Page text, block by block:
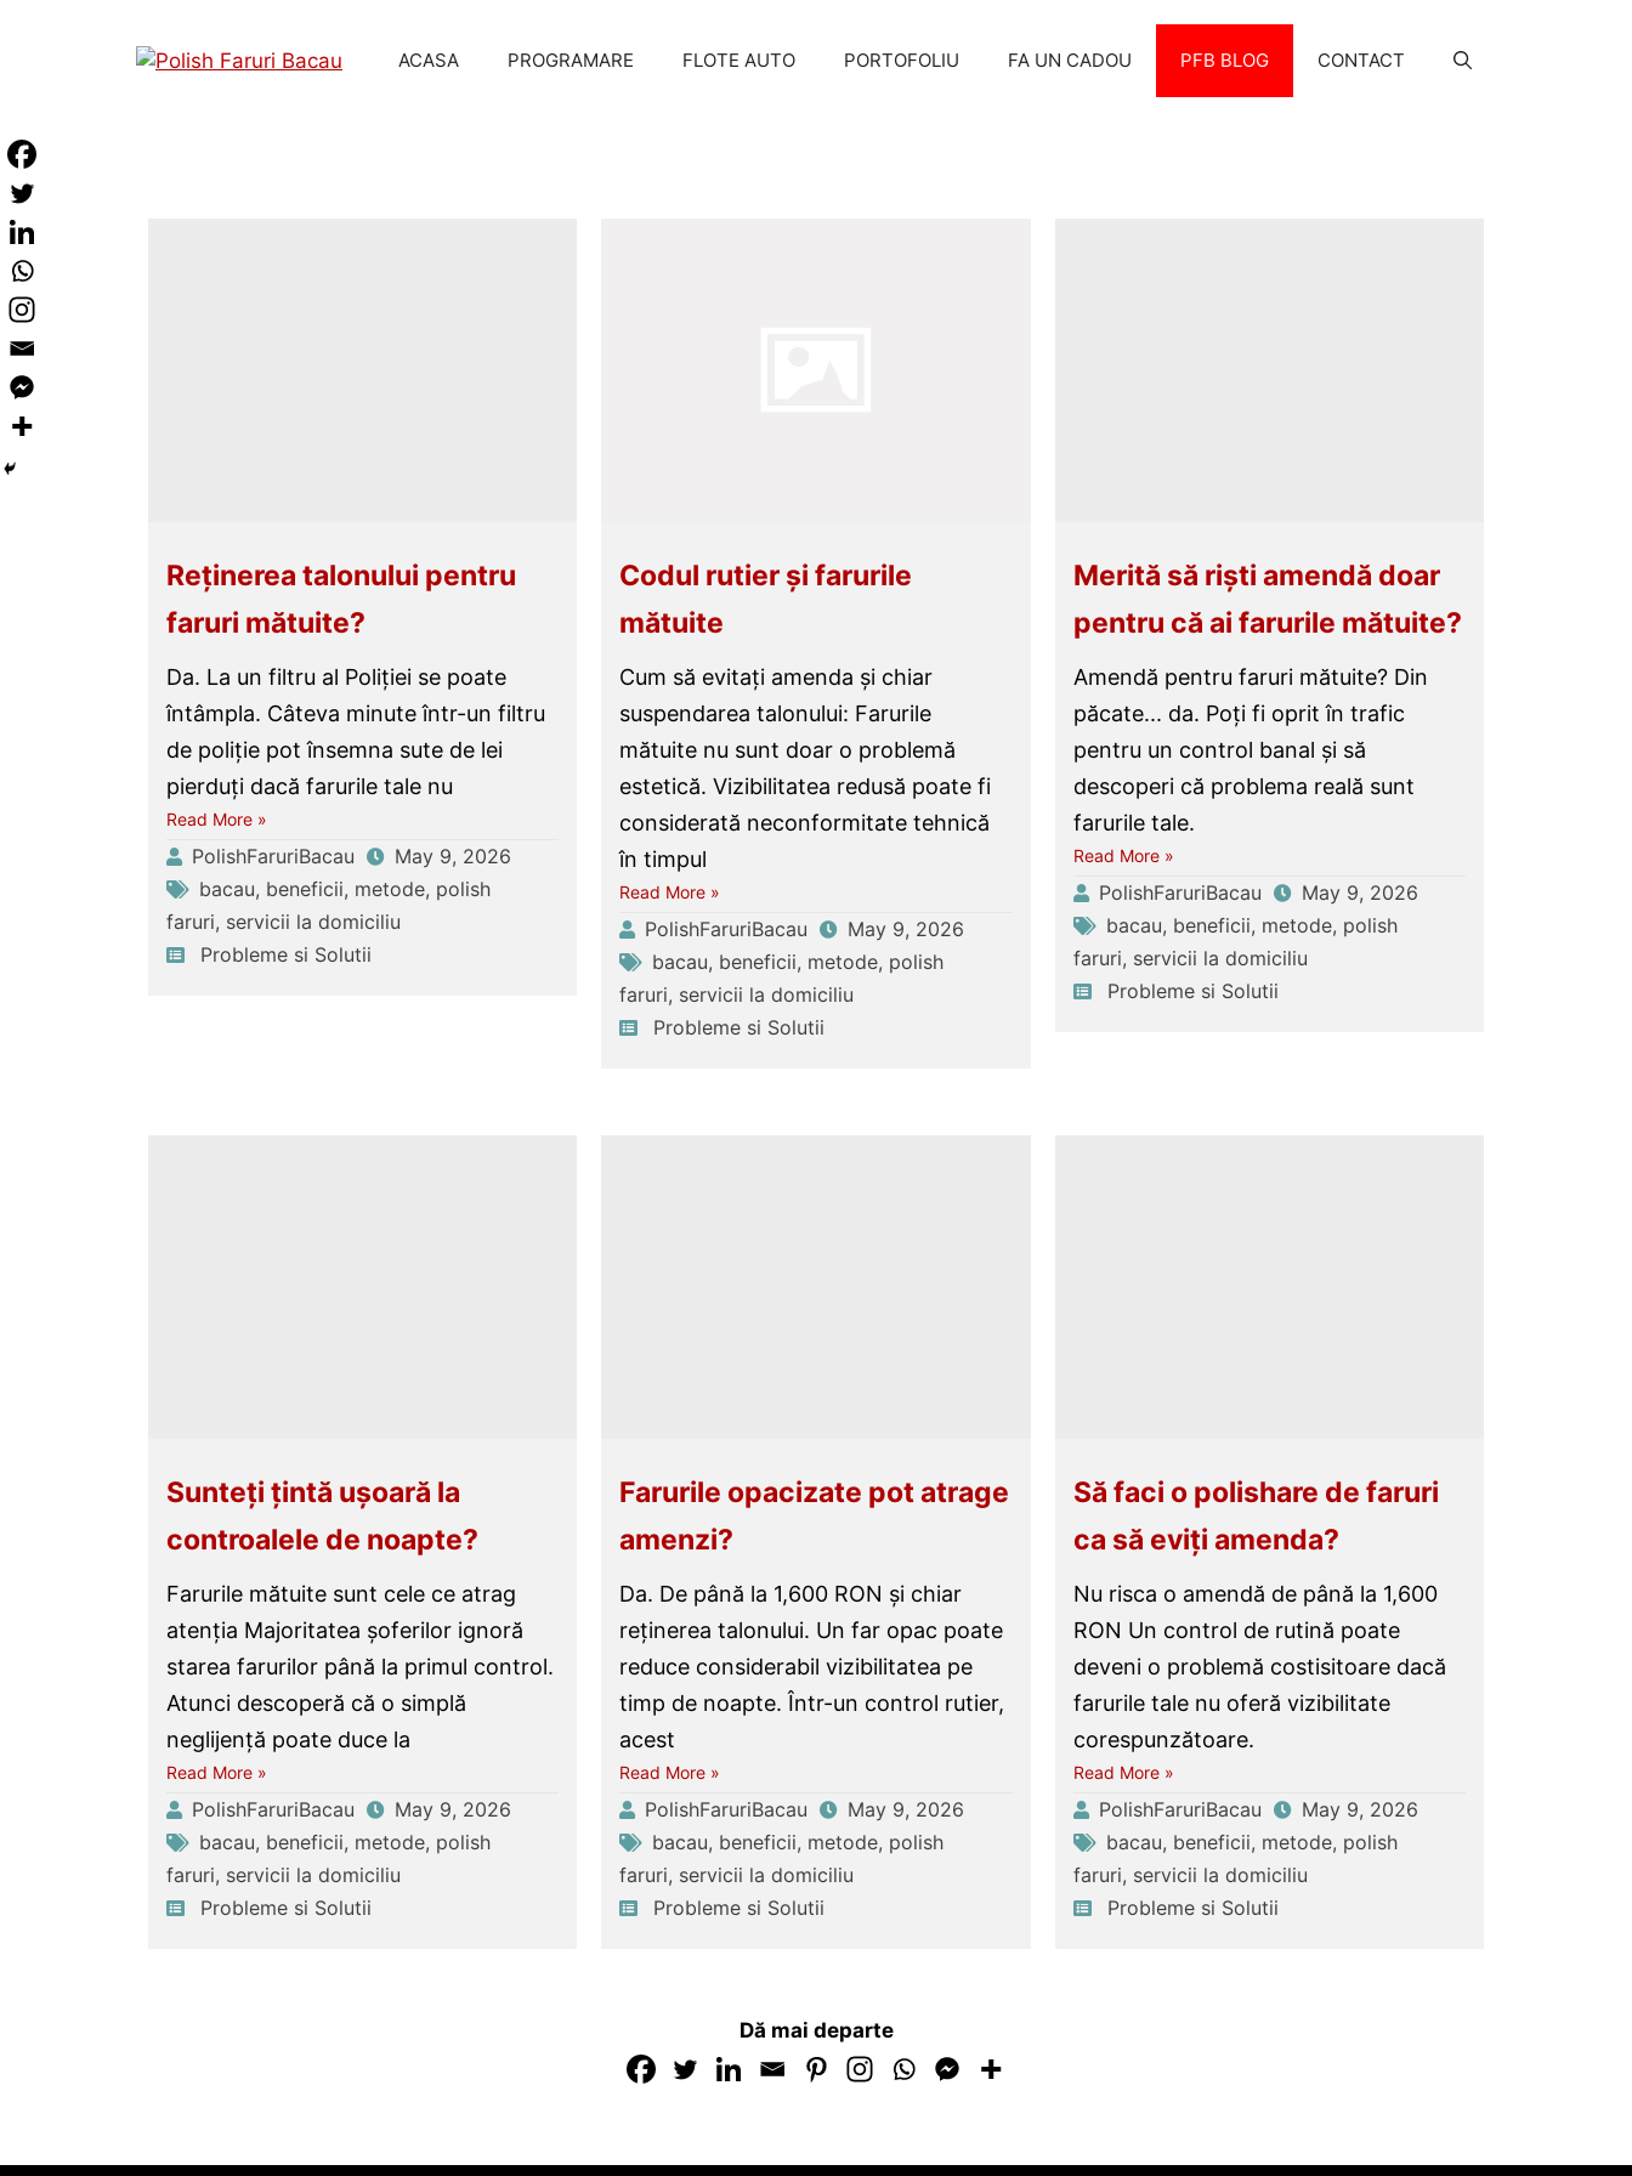
ACASA PROGRAMARE FLOTE AUTO PORTOFOLIU FA UN CADOU PFB BLOG CONTACT
Reținerea talonului pentru
faruri mătuite?
Da. La un filtru al Poliției se poate
întâmpla. Câteva minute într-un filtru
de poliție pot însemna sute de lei
pierduți dacă farurile tale nu
Read More »
PolishFaruriBacau
May 9, 2026
bacau, beneficii, metode, polish
faruri, servicii la domiciliu
Probleme si Solutii
Codul rutier și farurile
mătuite
Cum să evitați amenda și chiar
suspendarea talonului: Farurile
mătuite nu sunt doar o problemă
estetică. Vizibilitatea redusă poate fi
considerată neconformitate tehnică
în timpul
Read More »
PolishFaruriBacau
May 9, 2026
bacau, beneficii, metode, polish
faruri, servicii la domiciliu
Probleme si Solutii
Merită să riști amendă doar
pentru că ai farurile mătuite?
Amendă pentru faruri mătuite? Din
păcate... da. Poți fi oprit în trafic
pentru un control banal și să
descoperi că problema reală sunt
farurile tale.
Read More »
PolishFaruriBacau
May 9, 2026
bacau, beneficii, metode, polish
faruri, servicii la domiciliu
Probleme si Solutii
Sunteți țintă ușoară la
controalele de noapte?
Farurile mătuite sunt cele ce atrag
atenția Majoritatea șoferilor ignoră
starea farurilor până la primul control.
Atunci descoperă că o simplă
neglijență poate duce la
Read More »
PolishFaruriBacau
May 9, 2026
bacau, beneficii, metode, polish
faruri, servicii la domiciliu
Probleme si Solutii
Farurile opacizate pot atrage
amenzi?
Da. De până la 1,600 RON și chiar
reținerea talonului. Un far opac poate
reduce considerabil vizibilitatea pe
timp de noapte. Într-un control rutier,
acest
Read More »
PolishFaruriBacau
May 9, 2026
bacau, beneficii, metode, polish
faruri, servicii la domiciliu
Probleme si Solutii
Să faci o polishare de faruri
ca să eviți amenda?
Nu risca o amendă de până la 1,600
RON Un control de rutină poate
deveni o problemă costisitoare dacă
farurile tale nu oferă vizibilitate
corespunzătoare.
Read More »
PolishFaruriBacau
May 9, 2026
bacau, beneficii, metode, polish
faruri, servicii la domiciliu
Probleme si Solutii
Dă mai departe